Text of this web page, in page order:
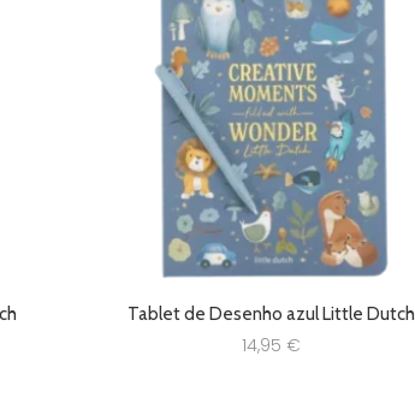
Tablet de Desenho azul Little Dutch
14,95 €